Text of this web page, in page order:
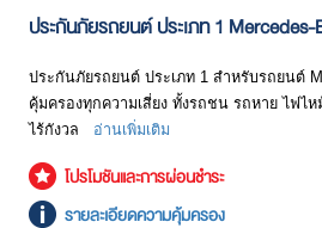
ประกันภัยรถยนต์ ประเภท 1
ประกันภัยรถยนต์ ประเภท 1 สำหรับรถยนต์
คุ้มครองทุกความเสี่ยง ทั้งรถชน รถหาย ไฟไ
ไร้กังวล
อ่านเพิ่มเติม
โปรโมชันและการผ่อนชำระ
รายละเอียดความคุ้มครอง